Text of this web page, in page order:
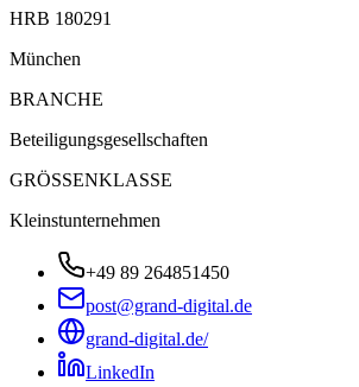
HRB 180291
München
BRANCHE
Beteiligungsgesellschaften
GRÖSSENKLASSE
Kleinstunternehmen
+49 89 264851450
post@grand-digital.de
grand-digital.de/
LinkedIn